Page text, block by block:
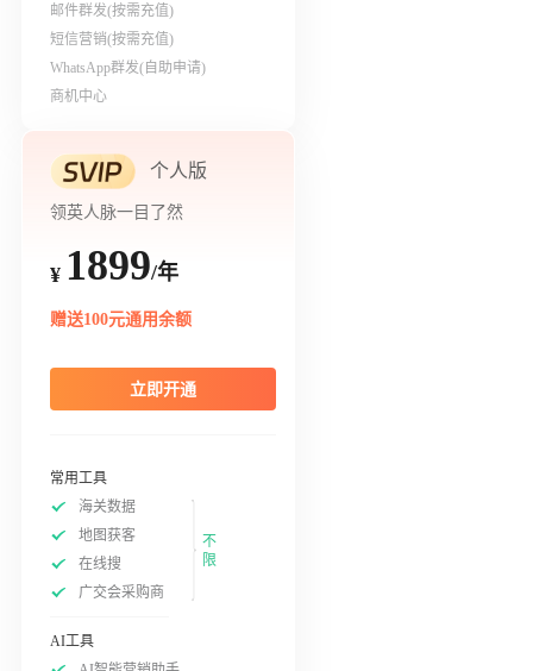
邮件群发(按需充值)
短信营销(按需充值)
WhatsApp群发(自助申请)
商机中心
个人版
领英人脉一目了然
¥ 1899/年
赠送100元通用余额
立即开通
常用工具
海关数据
地图获客
在线搜
广交会采购商
不
限
AI工具